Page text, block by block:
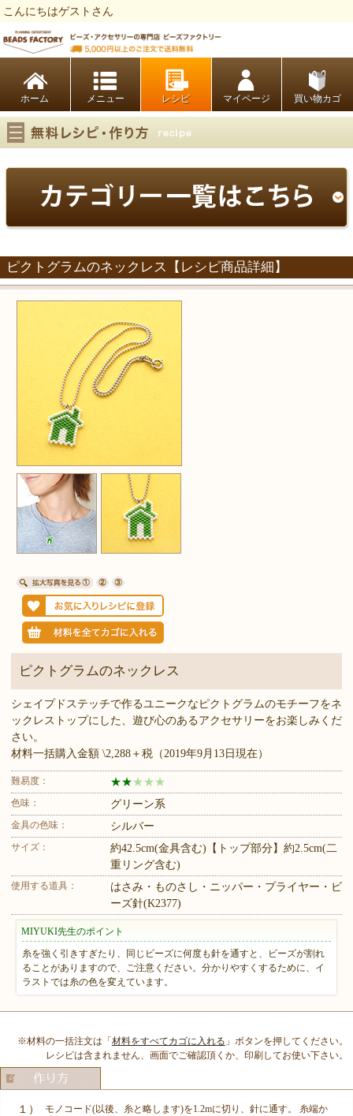
こんにちはゲストさん
ホーム レシピ マイページ 買い物カゴ
ピクトグラムのネックレス【レシピ商品詳細】
ピクトグラムのネックレス
シェイプドステッチで作るユニークなピクトグラムのモチーフをネ
ックレストップにした、遊び心のあるアクセサリーをお楽しみくだ
さい。
材料一括購入金額 \2,288＋税（2019年9月13日現在）
難易度： ★★ ★ ★ ★
色味： グリーン系
金具の色味： シルバー
サイズ：
約42.5cm(金具含む)【トップ部分】約2.5cm(二
重リング含む)
使用する道具：
はさみ・ものさし・ニッパー・プライヤー・ビ
ーズ針(K2377)
MIYUKI先生のポイント
糸を強く引きすぎたり、同じビーズに何度も針を通すと、ビーズが割れ
ることがありますので、ご注意ください。分かりやすくするために、イ
ラストでは糸の色を変えています。
※材料の一括注文は「材料をすべてカゴに入れる 」ボタンを押してください。
レシピは含まれません、画面でご確認頂くか、印刷してお使い下さい。
１）
モノコード(以後、糸と略します)を1.2mに切り、針に通す。 糸端か